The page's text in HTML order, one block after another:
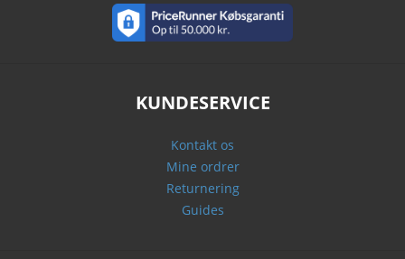
KUNDESERVICE
Kontakt os
Mine ordrer
Returnering
Guides